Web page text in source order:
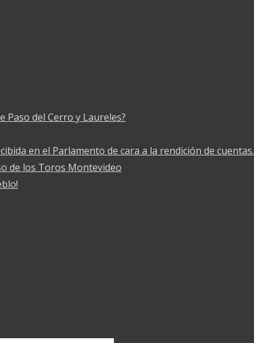
Paso del Cerro y Laureles?
en el Parlamento de cara a la rendición de cuentas.
de los Toros Montevideo